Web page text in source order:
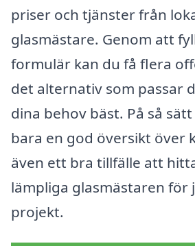
priser och tjänster från
glasmästare. Genom att
formulär kan du få flera
det alternativ som passar
dina behov bäst. På så
bara en god översikt över
även ett bra tillfälle att
lämpliga glasmästaren för
projekt.